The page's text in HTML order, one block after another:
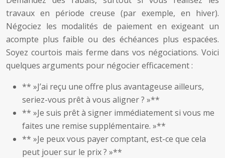
travaux en période creuse (par exemple, en hiver).
Négociez les modalités de paiement en exigeant un
acompte plus faible ou des échéances plus espacées.
Soyez courtois mais ferme dans vos négociations. Voici
quelques arguments pour négocier efficacement :
** »J’ai reçu une offre plus avantageuse ailleurs,
seriez-vous prêt à vous aligner ? »**
** »Je suis prêt à signer immédiatement si vous me
faites une remise supplémentaire. »**
** »Je peux vous payer comptant, est-ce que cela
peut jouer sur le prix ? »**